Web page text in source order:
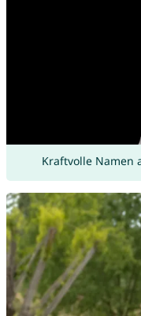
Kraftvolle Namen